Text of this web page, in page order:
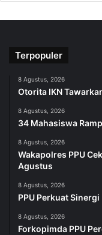
Terpopuler
8 Agustus, 2026
Otorita IKN
8 Agustus, 2026
34 Mahasiswa
8 Agustus, 2026
Wakapolres PPU
Agustus
8 Agustus, 2026
PPU Perkuat
8 Agustus, 2026
Forkopimda PPU